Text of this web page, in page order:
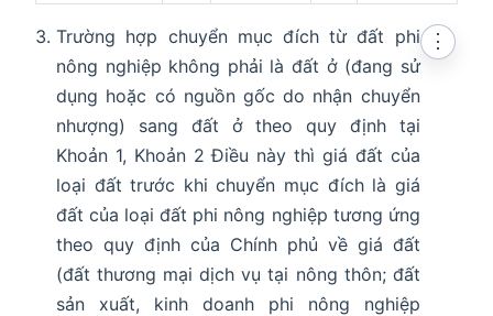
Trường hợp chuyển mục đích từ đất phi
nông nghiệp không phải là đất ở (đang sử
dụng hoặc có nguồn gốc do nhận chuyển
nhượng) sang đất ở theo quy định tại
Khoản 1, Khoản 2 Điều này thì giá đất của
loại đất trước khi chuyển mục đích là giá
đất của loại đất phi nông nghiệp tương ứng
theo quy định của Chính phủ về giá đất
(đất thương mại dịch vụ tại nông thôn; đất
sản xuất, kinh doanh phi nông nghiệp
⋮